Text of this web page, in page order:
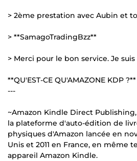
> 2ème prestation avec Aubin et
> **SamagoTradingBzz**
> Merci pour le bon service. Je
**QU'EST-CE QU'AMAZONE KDP ?**
---
~Amazon Kindle Direct
la plateforme d'auto-édition de
physiques d'Amazon lancée en
Unis et 2011 en France, en même
appareil Amazon Kindle.